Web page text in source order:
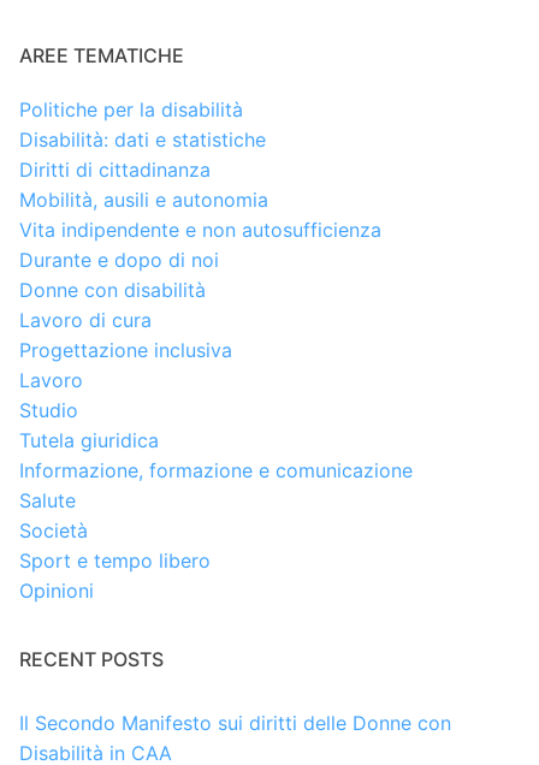
AREE TEMATICHE
Politiche per la disabilità
Disabilità: dati e statistiche
Diritti di cittadinanza
Mobilità, ausili e autonomia
Vita indipendente e non autosufficienza
Durante e dopo di noi
Donne con disabilità
Lavoro di cura
Progettazione inclusiva
Lavoro
Studio
Tutela giuridica
Informazione, formazione e comunicazione
Salute
Società
Sport e tempo libero
Opinioni
RECENT POSTS
Il Secondo Manifesto sui diritti delle Donne con
Disabilità in CAA